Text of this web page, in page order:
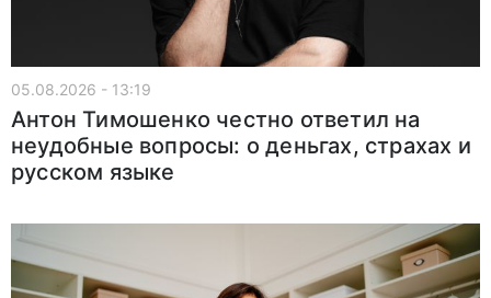
05.08.2026 - 13:19
Антон Тимошенко честно ответил на
неудобные вопросы: о деньгах, страхах и
русском языке